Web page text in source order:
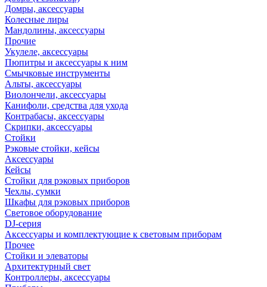
Домры, аксессуары
Колесные лиры
Мандолины, аксессуары
Прочие
Укулеле, аксессуары
Пюпитры и аксессуары к ним
Смычковые инструменты
Альты, аксессуары
Виолончели, аксессуары
Канифоли, средства для ухода
Контрабасы, аксессуары
Скрипки, аксессуары
Стойки
Рэковые стойки, кейсы
Аксессуары
Кейсы
Стойки для рэковых приборов
Чехлы, сумки
Шкафы для рэковых приборов
Световое оборудование
DJ-серия
Аксессуары и комплектующие к световым приборам
Прочее
Стойки и элеваторы
Архитектурный свет
Контроллеры, аксессуары